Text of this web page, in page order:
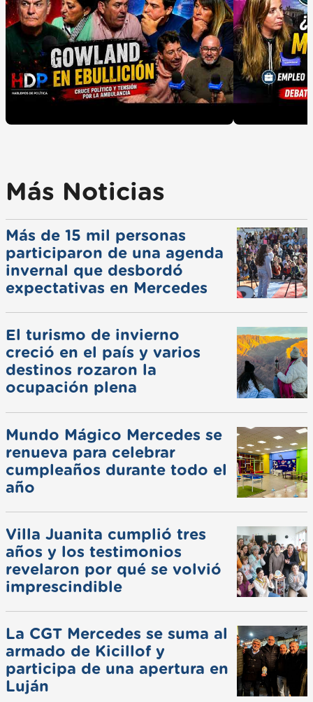
Más Noticias
Más de 15 mil personas
participaron de una agenda
invernal que desbordó
expectativas en Mercedes
El turismo de invierno
creció en el país y varios
destinos rozaron la
ocupación plena
Mundo Mágico Mercedes se
renueva para celebrar
cumpleaños durante todo el
año
Villa Juanita cumplió tres
años y los testimonios
revelaron por qué se volvió
imprescindible
La CGT Mercedes se suma al
armado de Kicillof y
participa de una apertura en
Luján